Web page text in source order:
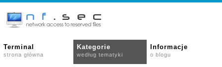
Terminal
strona główna
Kategorie
według tematyki
Informacje
o blogu